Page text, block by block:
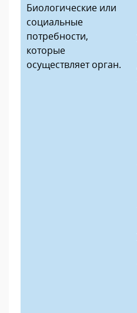
Биологические или
социальные
потребности,
которые
осуществляет орган.